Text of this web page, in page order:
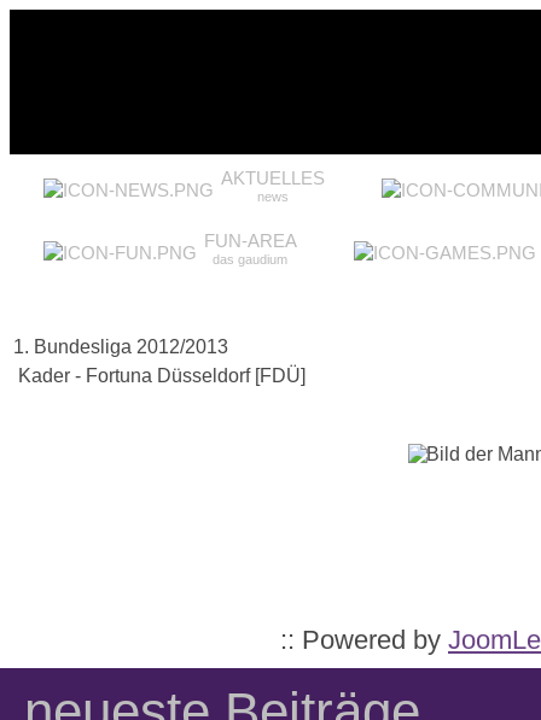
AKTUELLES
news
FUN-AREA
das gaudium
1. Bundesliga 2012/2013
Kader - Fortuna Düsseldorf [FDÜ]
:: Powered by